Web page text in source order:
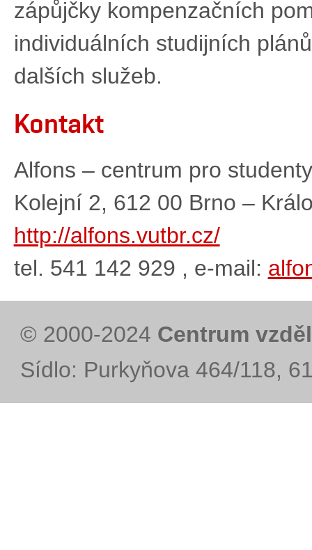
zápůjčky kompenzačních
individuálních studijních
dalších služeb.
Kontakt
Alfons – centrum pro
Kolejní 2, 612 00 Brno –
http://alfons.vutbr.cz/
tel. 541 142 929 , e-mail:
© 2000-2024 Centrum
Sídlo: Purkyňova 464/118,